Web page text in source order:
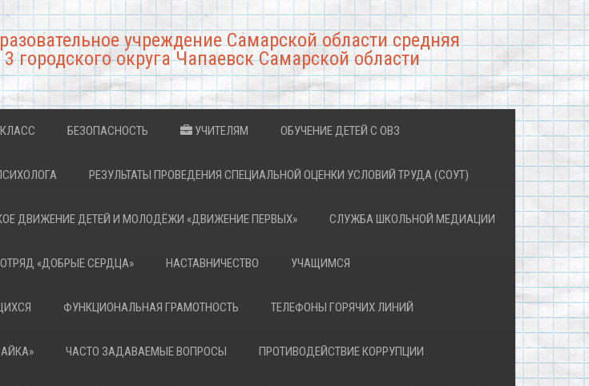
учреждение Самарской области средняя
округа Чапаевск Самарской области
БЕЗОПАСНОСТЬ УЧИТЕЛЯМ ОБУЧЕНИЕ ДЕТЕЙ С ОВЗ
РЕЗУЛЬТАТЫ ПРОВЕДЕНИЯ СПЕЦИАЛЬНОЙ ОЦЕНКИ УСЛОВИЙ ТРУДА (СОУТ)
ДВИЖЕНИЕ ДЕТЕЙ И МОЛОДЁЖИ «ДВИЖЕНИЕ ПЕРВЫХ» СЛУЖБА ШКОЛЬНОЙ МЕДИАЦИИ
«ДОБРЫЕ СЕРДЦА» НАСТАВНИЧЕСТВО УЧАЩИМСЯ
ФУНКЦИОНАЛЬНАЯ ГРАМОТНОСТЬ ТЕЛЕФОНЫ ГОРЯЧИХ ЛИНИЙ
ЧАСТО ЗАДАВАЕМЫЕ ВОПРОСЫ ПРОТИВОДЕЙСТВИЕ КОРРУПЦИИ